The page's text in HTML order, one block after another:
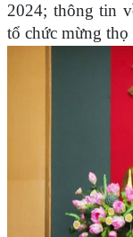
2024; thông tin
tổ chức mừng